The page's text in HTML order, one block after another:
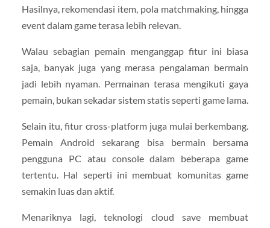
Hasilnya, rekomendasi item, pola matchmaking, hingga
event dalam game terasa lebih relevan.
Walau sebagian pemain menganggap fitur ini biasa
saja, banyak juga yang merasa pengalaman bermain
jadi lebih nyaman. Permainan terasa mengikuti gaya
pemain, bukan sekadar sistem statis seperti game lama.
Selain itu, fitur cross-platform juga mulai berkembang.
Pemain Android sekarang bisa bermain bersama
pengguna PC atau console dalam beberapa game
tertentu. Hal seperti ini membuat komunitas game
semakin luas dan aktif.
Menariknya lagi, teknologi cloud save membuat